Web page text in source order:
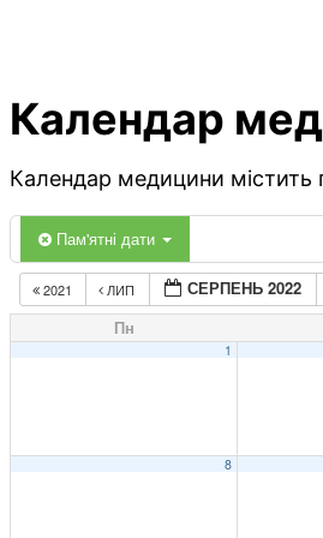
Календар
Календар медицини містить
Пам'ятні дати
2021 ЛИП СЕРПЕНЬ 2022
Пн
1
8